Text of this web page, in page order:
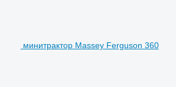
минитрактор Massey Ferguson 360